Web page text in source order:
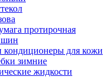
протирочная
шин
кондиционеры для кожи
зимние
жидкости